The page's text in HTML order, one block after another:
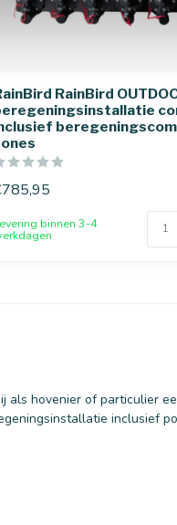
RainBird
binnen 3-4
als hovenier of particulier
inclusief
110 mm